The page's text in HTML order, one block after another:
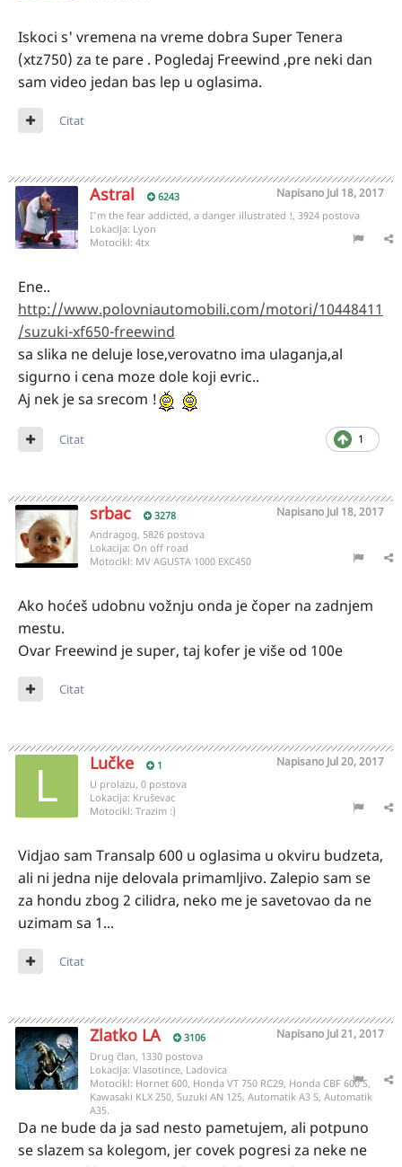
Iskoci s' vremena na vreme dobra Super Tenera
(xtz750) za te pare . Pogledaj Freewind ,pre neki dan
sam video jedan bas lep u oglasima.
Citat
Astral 6243 Napisano Jul 18, 2017
I'm the fear addicted, a danger illustrated !, 3924 postova
Lokacija: Lyon
Motocikl: 4tx
Ene..
http://www.polovniautomobili.com/motori/10448411
/suzuki-xf650-freewind
sa slika ne deluje lose,verovatno ima ulaganja,al
sigurno i cena moze dole koji evric..
Aj nek je sa srecom !
1
Citat
srbac 3278 Napisano Jul 18, 2017
Andragog, 5826 postova
Lokacija: On off road
Motocikl: MV AGUSTA 1000 EXC450
Ako hoćeš udobnu vožnju onda je čoper na zadnjem
mestu.
Ovar Freewind je super, taj kofer je više od 100e
Citat
Lučke 1 Napisano Jul 20, 2017
U prolazu, 0 postova
Lokacija: Kruševac
Motocikl: Trazim :)
Vidjao sam Transalp 600 u oglasima u okviru budzeta,
ali ni jedna nije delovala primamljivo. Zalepio sam se
za hondu zbog 2 cilidra, neko me je savetovao da ne
uzimam sa 1...
Citat
Zlatko LA 3106 Napisano Jul 21, 2017
Drug član, 1330 postova
Lokacija: Vlasotince, Ladovica
Motocikl: Hornet 600, Honda VT 750 RC29, Honda CBF 600 S,
Kawasaki KLX 250, Suzuki AN 125, Automatik A3 S, Automatik
A35.
Da ne bude da ja sad nesto pametujem, ali potpuno
se slazem sa kolegom, jer covek pogresi za neke ne